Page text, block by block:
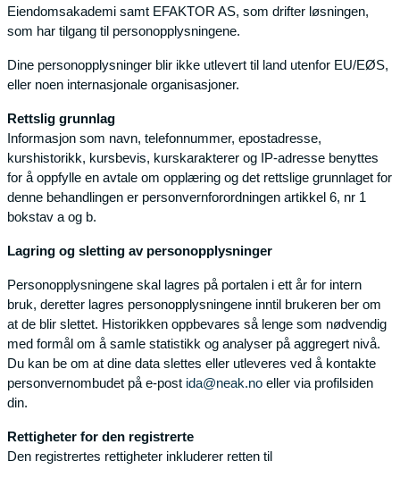
Eiendomsakademi samt EFAKTOR AS, som drifter løsningen,
som har tilgang til personopplysningene.
Dine personopplysninger blir ikke utlevert til land utenfor EU/EØS,
eller noen internasjonale organisasjoner.
Rettslig grunnlag
Informasjon som navn, telefonnummer, epostadresse,
kurshistorikk, kursbevis, kurskarakterer og IP-adresse benyttes
for å oppfylle en avtale om opplæring og det rettslige grunnlaget for
denne behandlingen er personvernforordningen artikkel 6, nr 1
bokstav a og b.
Lagring og sletting av personopplysninger
Personopplysningene skal lagres på portalen i ett år for intern
bruk, deretter lagres personopplysningene inntil brukeren ber om
at de blir slettet. Historikken oppbevares så lenge som nødvendig
med formål om å samle statistikk og analyser på aggregert nivå.
Du kan be om at dine data slettes eller utleveres ved å kontakte
personvernombudet på e-post ida@neak.no eller via profilsiden
din.
Rettigheter for den registrerte
Den registrertes rettigheter inkluderer retten til